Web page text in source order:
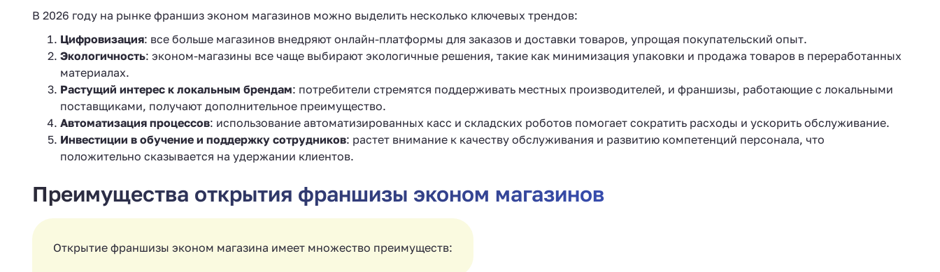
В 2026 году на рынке франшиз эконом магазинов можно выделить несколько ключевых трендов:
Цифровизация: все больше магазинов внедряют онлайн-платформы для заказов и доставки товаров, упрощая покупательский опыт.
Экологичность: эконом-магазины все чаще выбирают экологичные решения, такие как минимизация упаковки и продажа товаров в переработанных
материалах.
Растущий интерес к локальным брендам: потребители стремятся поддерживать местных производителей, и франшизы, работающие с локальными
поставщиками, получают дополнительное преимущество.
Автоматизация процессов: использование автоматизированных касс и складских роботов помогает сократить расходы и ускорить обслуживание.
Инвестиции в обучение и поддержку сотрудников: растет внимание к качеству обслуживания и развитию компетенций персонала, что
положительно сказывается на удержании клиентов.
Преимущества открытия франшизы эконом магазинов
Открытие франшизы эконом магазина имеет множество преимуществ: